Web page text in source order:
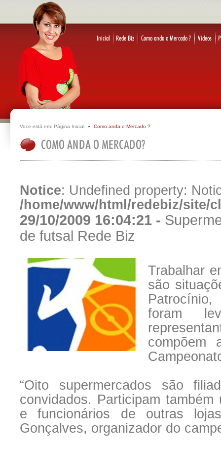
Voce está em: Página Inicial Como anda o Mercado ?
Notice: Undefined property:
/home/www/html/redebiz/site/
29/10/2009 16:04:21 -
de futsal Rede Biz
Trabalhar
são
foram
compõem
“Oito supermercados são
convidados. Participam
e funcionários de outras
Gonçalves, organizador do